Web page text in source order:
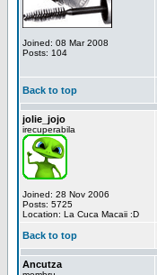
Joined: 08 Mar 2008
Posts: 104
Back to top
jolie_jojo
irecuperabila
Joined: 28 Nov 2006
Posts: 5725
Location: La Cuca Macaii :D
Back to top
Ancutza